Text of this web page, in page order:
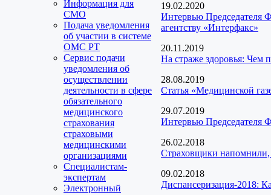
Информация для
СМО
Подача уведомления
об участии в системе
ОМС РТ
Сервис подачи
уведомления об
осуществлении
деятельности в сфере
обязательного
медицинского
страхования
страховыми
медицинскими
организациями
Специалистам-
экспертам
Электронный
19.02.2020
Интервью Председателя
агентству «Интерфакс»
20.11.2019
На страже здоровья: Чем
28.08.2019
Статья «Медицинской
29.07.2019
Интервью Председателя
26.02.2018
Страховщики
09.02.2018
Диспансеризация-2018: